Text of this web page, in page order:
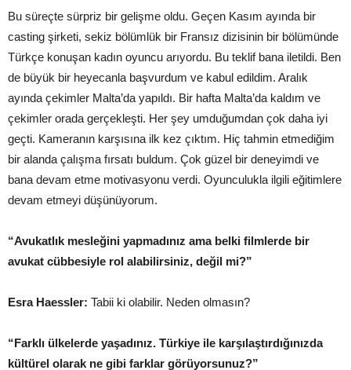
Bu süreçte sürpriz bir gelişme oldu. Geçen Kasım ayında bir
casting şirketi, sekiz bölümlük bir Fransız dizisinin bir bölümünde
Türkçe konuşan kadın oyuncu arıyordu. Bu teklif bana iletildi. Ben
de büyük bir heyecanla başvurdum ve kabul edildim. Aralık
ayında çekimler Malta’da yapıldı. Bir hafta Malta’da kaldım ve
çekimler orada gerçekleşti. Her şey umduğumdan çok daha iyi
geçti. Kameranın karşısına ilk kez çıktım. Hiç tahmin etmediğim
bir alanda çalışma fırsatı buldum. Çok güzel bir deneyimdi ve
bana devam etme motivasyonu verdi. Oyunculukla ilgili eğitimlere
devam etmeyi düşünüyorum.
“Avukatlık mesleğini yapmadınız ama belki filmlerde bir
avukat cübbesiyle rol alabilirsiniz, değil mi?”
Esra Haessler: Tabii ki olabilir. Neden olmasın?
“Farklı ülkelerde yaşadınız. Türkiye ile karşılaştırdığınızda
kültürel olarak ne gibi farklar görüyorsunuz?”